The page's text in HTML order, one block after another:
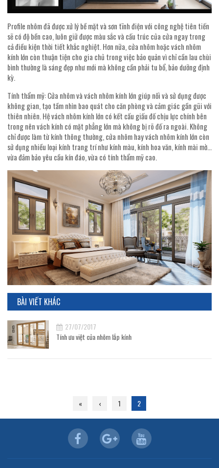
Profile nhôm đã được xử lý bề mặt và sơn tĩnh điện với công nghệ tiên tiến
sẽ có độ bền cao, luôn giữ được màu sắc và cấu trúc của cửa ngay trong
cả điều kiện thời tiết khắc nghiệt. Hơn nữa, cửa nhôm hoặc vách nhôm
kính lớn còn thuận tiện cho gia chủ trong việc bảo quản vì chỉ cần lau chùi
bình thường là sáng đẹp như mới mà không cần phải tu bổ, bảo dưỡng định
kỳ.
Tính thẩm mỹ: Cửa nhôm và vách nhôm kính lớn giúp nối và sử dụng được
không gian, tạo tầm nhìn bao quát cho căn phòng và cảm giác gần gũi với
thiên nhiên. Hệ vách nhôm kính lớn có kết cấu giấu đố chịu lực chính bên
trong nên vách kính có mặt phẳng lớn mà không bị rõ đố ra ngoài. Không
chỉ được làm từ kính thông thường, cửa nhôm hay vách nhôm kính lớn còn
sử dụng nhiều loại kính trang trí như kính màu, kính hoa văn, kính mài mờ…
vừa đảm bảo yêu cầu kín đáo, vừa có tính thẩm mỹ cao.
BÀI VIẾT KHÁC
27/07/2017
Tính ưu việt của nhôm lắp kính
« ‹ 1 2